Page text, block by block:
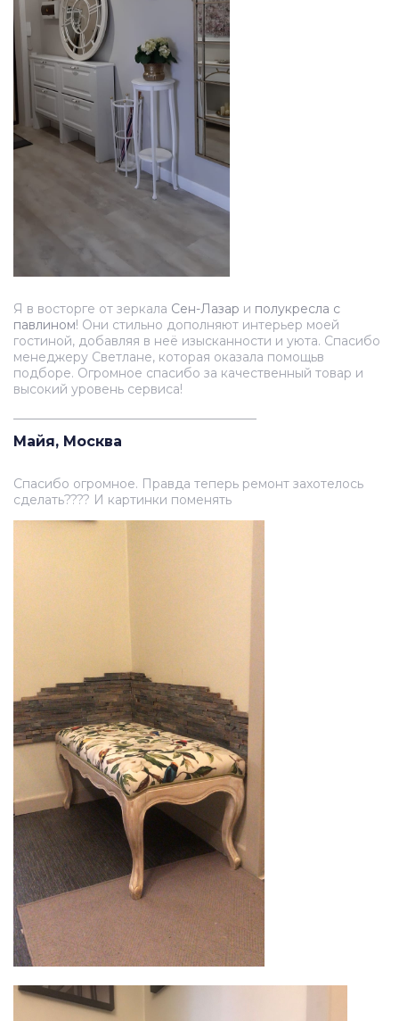
Я в восторге от зеркала Сен-Лазар и полукресла с
павлином! Они стильно дополняют интерьер моей
гостиной, добавляя в неё изысканности и уюта. Спасибо
менеджеру Светлане, которая оказала помощьв
подборе. Огромное спасибо за качественный товар и
высокий уровень сервиса!
Майя, Москва
Спасибо огромное. Правда теперь ремонт захотелось
сделать???? И картинки поменять